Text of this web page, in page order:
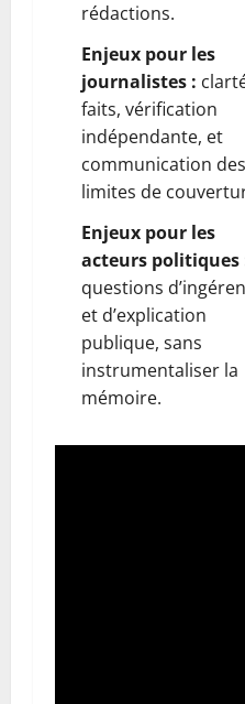
rédactions.
Enjeux pour les
journalistes :
faits, vérification
indépendante, et
communication des
limites de
Enjeux pour les
acteurs politiques
questions
et d’explication
publique, sans
instrumentaliser la
mémoire.